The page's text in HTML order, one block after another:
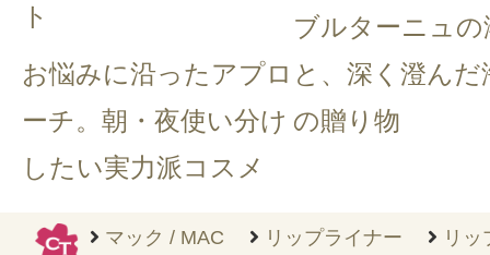
ト
お悩みに沿ったアプロ
ーチ。朝・夜使い分け
したい実力派コスメ
ブルターニュの
と、深く澄んだ
の贈り物
マック / MAC リップライナー
リ